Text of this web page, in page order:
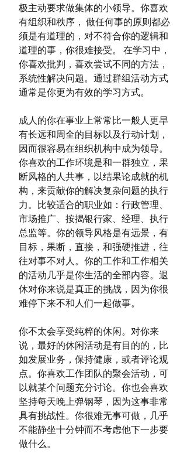
极主动要求做集体的小领导。你喜欢
有组织和秩序， 做任何事的原则都必
须是有道理的，对不符合你的逻辑和
道理的事，你很难接受。 在学习中，
你喜欢批判，喜欢尝试不同的方法，
系统性解决问题。通过群组活动方式
通常是你更为有效的学习方式。
成人的你在事业上常常比一般人更早
有长远和周全的目标以及行动计划，
因而很容易在组织机构中成为领导。
你喜欢的工作环境是和一群独立，果
断风格的人共事，以结果论成就的机
构，来贡献你的解决复杂问题的执行
力。比较适合的职业如：行政管理、
市场推广、按揭银行家、经理、执行
总监等。你的领导风格是有远景，有
目标，果断，直接，和强硬推进，往
往对事不对人。你的工作和工作相关
的活动几乎是你生活的全部内容。退
休对你来说是真正的挑战，因为你很
难停下来不和人们一起做事。
你不太会享受纯粹的休闲。对你来
说，最好的休闲活动是有目的的，比
如发展业务，保持健康，或者评论观
点。你喜欢工作团队的聚会活动，可
以就某个问题充分讨论。你也会喜欢
坚持每天晚上弹钢琴，因为这事非常
具有挑战性。你很难无事可做，几乎
不能静坐十分钟而不考虑他下一步要
做什么。